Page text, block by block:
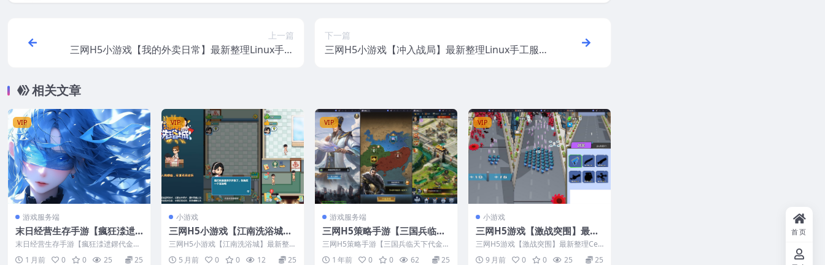
上一篇
三网H5小游戏【我的外卖日常】最新整理Linux手工
下一篇
三网H5小游戏【冲入战局】最新整理Linux手工服务
相关文章
VIP
游戏服务端
末日经营生存手游【瘋狂渁迣
鎅代金券内购S6赛季修复版】
最新整理CentOS手工服务端
末日经营生存手游【瘋狂渁迣鎅代金券
内购S6赛季修复版】最新整理CentOS
1 月前 0 0 25 25
VIP
小游戏
三网H5小游戏【江南洗浴城】
最新整理Linux手工服务端+安
卓
三网H5小游戏【江南洗浴城】最新整理
Linux手工服务端+安卓
5 月前 0 0 12 25
VIP
游戏服务端
三网H5策略手游【三国兵临天
下代金券内购修复版】最新整
理CentOS手工服务端+管理后
三网H5策略手游【三国兵临天下代金券
内购修复版】最新整理CentOS手工服
1 年前 0 0 62 25
VIP
小游戏
三网H5游戏【激战突围】最新
整理CentOS手工服务端+安卓
+视频教程
三网H5游戏【激战突围】最新整理Cen
tOS手工服务端+安卓+视频教程
9 月前 0 0 25 25
首页